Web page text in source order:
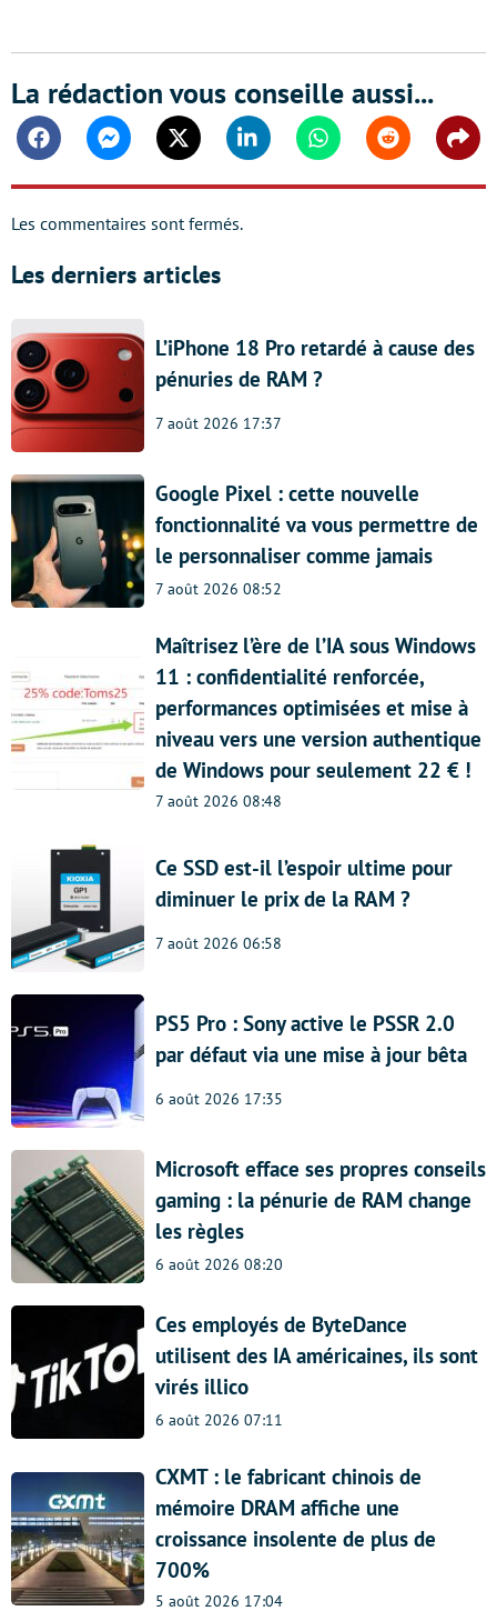
La rédaction vous conseille aussi...
FacebookMessengerTwitter Linkedin WhatsappReddit
Les commentaires sont fermés.
Les derniers articles
L’iPhone 18 Pro retardé à cause des
pénuries de RAM ?
7 août 2026 17:37
Google Pixel : cette nouvelle
fonctionnalité va vous permettre de
le personnaliser comme jamais
7 août 2026 08:52
Maîtrisez l’ère de l’IA sous Windows
11 : confidentialité renforcée,
performances optimisées et mise à
niveau vers une version authentique
de Windows pour seulement 22 € !
7 août 2026 08:48
Ce SSD est-il l’espoir ultime pour
diminuer le prix de la RAM ?
7 août 2026 06:58
PS5 Pro : Sony active le PSSR 2.0
par défaut via une mise à jour bêta
6 août 2026 17:35
Microsoft efface ses propres conseils
gaming : la pénurie de RAM change
les règles
6 août 2026 08:20
Ces employés de ByteDance
utilisent des IA américaines, ils sont
virés illico
6 août 2026 07:11
CXMT : le fabricant chinois de
mémoire DRAM affiche une
croissance insolente de plus de
700%
5 août 2026 17:04